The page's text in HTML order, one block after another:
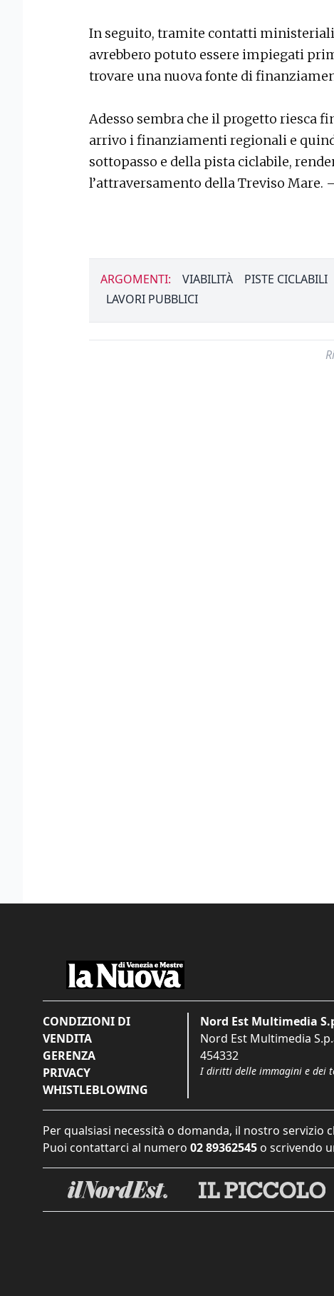
In seguito, tramite contatti
avrebbero potuto essere impiegati
trovare una nuova fonte di
Adesso sembra che il progetto riesca
arrivo i finanziamenti regionali e
sottopasso e della pista ciclabile,
l’attraversamento della Treviso Mare.
ARGOMENTI: VIABILITÀ PISTE CICLABILI
LAVORI PUBBLICI
CONDIZIONI DI
VENDITA
GERENZA
PRIVACY
WHISTLEBLOWING
Nord Est Multimedia
Nord Est Multimedia
454332
I diritti delle immagini e dei
Per qualsiasi necessità o domanda, il nostro servizio
Puoi contattarci al numero 02 89362545 o scrivendo